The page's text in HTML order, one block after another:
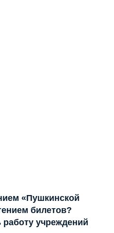
«Пушкинской
билетов?
работу учреждений